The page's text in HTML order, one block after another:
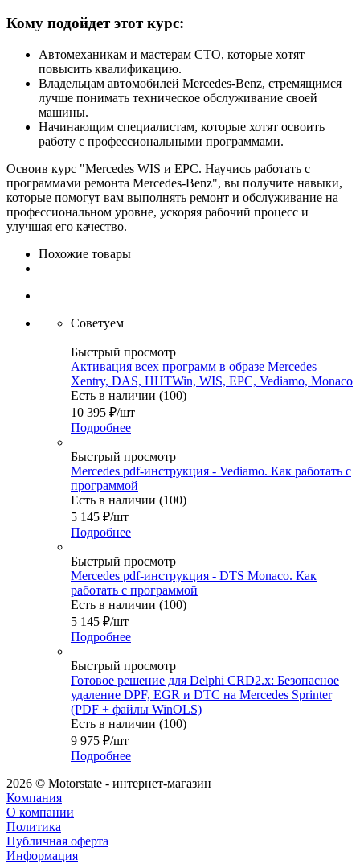
Кому подойдет этот курс:
Автомеханикам и мастерам СТО, которые хотят
повысить квалификацию.
Владельцам автомобилей Mercedes-Benz, стремящимся
лучше понимать техническое обслуживание своей
машины.
Начинающим специалистам, которые хотят освоить
работу с профессиональными программами.
Освоив курс "Mercedes WIS и EPC. Научись работать с
программами ремонта Mercedes-Benz", вы получите навыки,
которые помогут вам выполнять ремонт и обслуживание на
профессиональном уровне, ускоряя рабочий процесс и
улучшая его качество.
Похожие товары
Советуем
Быстрый просмотр
Активация всех программ в образе Mercedes
Xentry, DAS, HHTWin, WIS, EPC, Vediamo, Monaco
Есть в наличии (100)
10 395 ₽/шт
Подробнее
Быстрый просмотр
Mercedes pdf-инструкция - Vediamo. Как работать с
программой
Есть в наличии (100)
5 145 ₽/шт
Подробнее
Быстрый просмотр
Mercedes pdf-инструкция - DTS Monaco. Как
работать с программой
Есть в наличии (100)
5 145 ₽/шт
Подробнее
Быстрый просмотр
Готовое решение для Delphi CRD2.x: Безопасное
удаление DPF, EGR и DTC на Mercedes Sprinter
(PDF + файлы WinOLS)
Есть в наличии (100)
9 975 ₽/шт
Подробнее
2026 © Motorstate - интернет-магазин
Компания
О компании
Политика
Публичная оферта
Информация